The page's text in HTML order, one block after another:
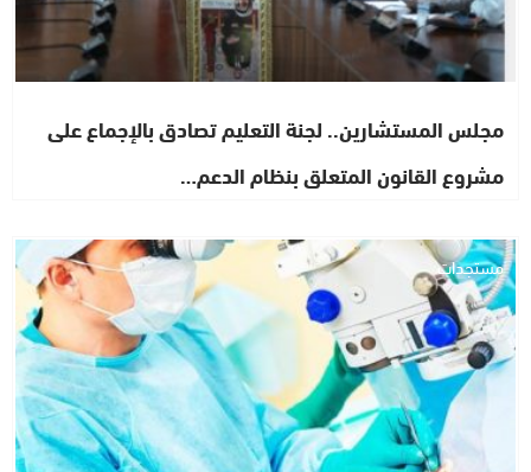
مجلس المستشارين.. لجنة التعليم تصادق بالإجماع على
مشروع القانون المتعلق بنظام الدعم…
مستجدات